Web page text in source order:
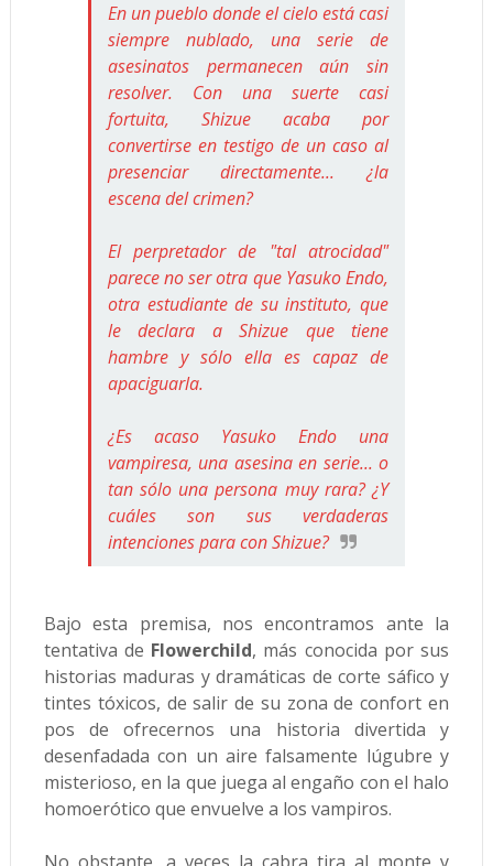
En un pueblo donde el cielo está casi
siempre nublado, una serie de
asesinatos permanecen aún sin
resolver. Con una suerte casi
fortuita, Shizue acaba por
convertirse en testigo de un caso al
presenciar directamente... ¿la
escena del crimen?
El perpretador de "tal atrocidad"
parece no ser otra que Yasuko Endo,
otra estudiante de su instituto, que
le declara a Shizue que tiene
hambre y sólo ella es capaz de
apaciguarla.
¿Es acaso Yasuko Endo una
vampiresa, una asesina en serie... o
tan sólo una persona muy rara? ¿Y
cuáles son sus verdaderas
intenciones para con Shizue?
Bajo esta premisa, nos encontramos ante la
tentativa de Flowerchild, más conocida por sus
historias maduras y dramáticas de corte sáfico y
tintes tóxicos, de salir de su zona de confort en
pos de ofrecernos una historia divertida y
desenfadada con un aire falsamente lúgubre y
misterioso, en la que juega al engaño con el halo
homoerótico que envuelve a los vampiros.